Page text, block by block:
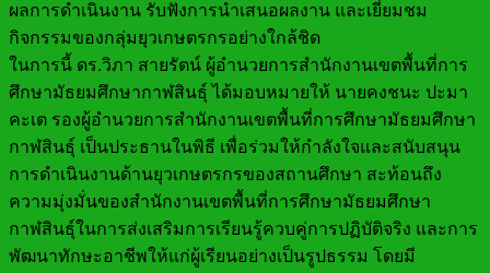
ผลการดำเนินงาน รับฟังการนำเสนอผลงาน และเยี่ยมชม
กิจกรรมของกลุ่มยุวเกษตรกรอย่างใกล้ชิด
ในการนี้ ดร.วิภา สายรัตน์ ผู้อำนวยการสำนักงานเขตพื้นที่การ
ศึกษามัธยมศึกษากาฬสินธุ์ ได้มอบหมายให้ นายคงชนะ ปะมา
คะเต รองผู้อำนวยการสำนักงานเขตพื้นที่การศึกษามัธยมศึกษา
กาฬสินธุ์ เป็นประธานในพิธี เพื่อร่วมให้กำลังใจและสนับสนุน
การดำเนินงานด้านยุวเกษตรกรของสถานศึกษา สะท้อนถึง
ความมุ่งมั่นของสำนักงานเขตพื้นที่การศึกษามัธยมศึกษา
กาฬสินธุ์ในการส่งเสริมการเรียนรู้ควบคู่การปฏิบัติจริง และการ
พัฒนาทักษะอาชีพให้แก่ผู้เรียนอย่างเป็นรูปธรรม โดยมี